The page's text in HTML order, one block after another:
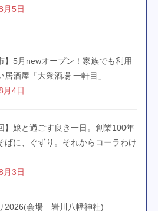
月5日
】5月newオープン！家族でも利用
居酒屋「大衆酒場 一軒目」
月4日
】娘と過ごす良き一日。創業100年
ばに、ぐずり。それからコーラわけ
月3日
2026(会場 岩川八幡神社)